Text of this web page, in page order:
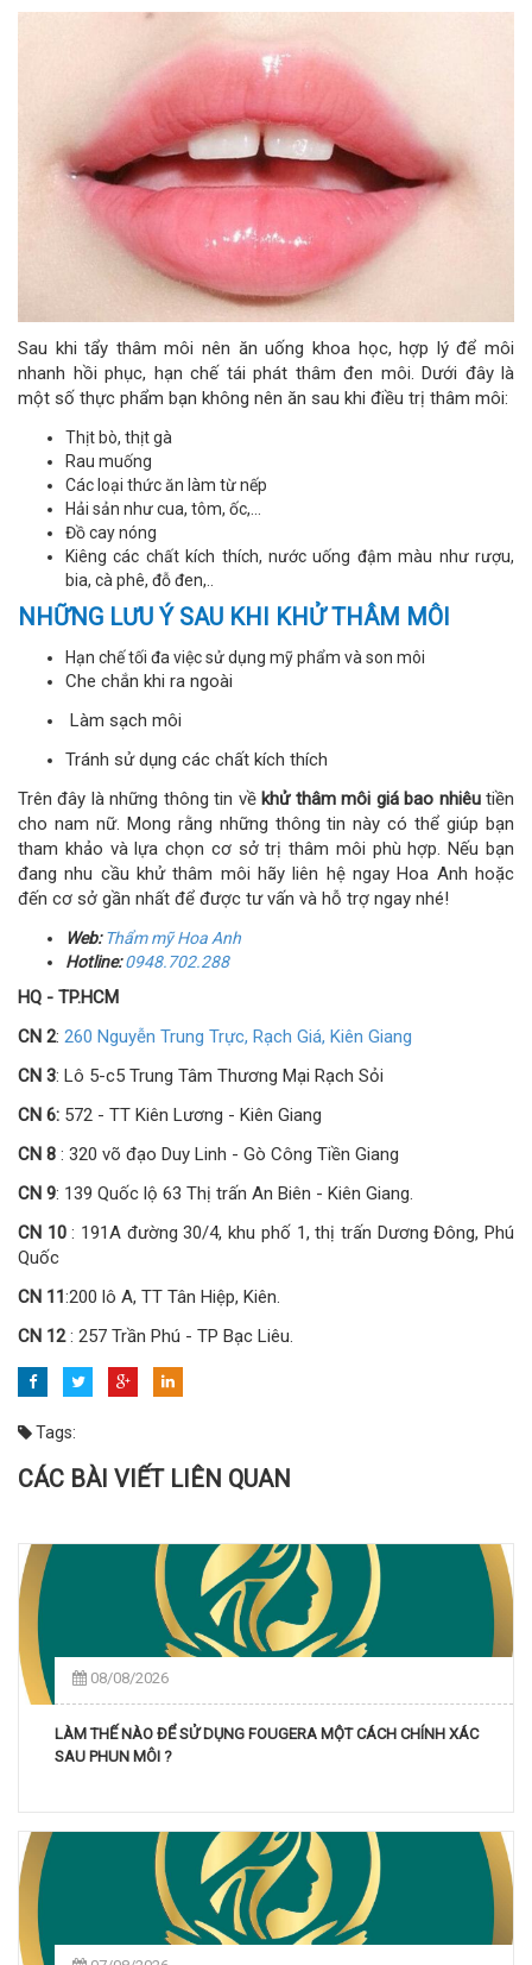
Sau khi tẩy thâm môi nên ăn uống khoa học, hợp lý để môi
nhanh hồi phục, hạn chế tái phát thâm đen môi. Dưới đây là
một số thực phẩm bạn không nên ăn sau khi điều trị thâm môi:
Thịt bò, thịt gà
Rau muống
Các loại thức ăn làm từ nếp
Hải sản như cua, tôm, ốc,…
Đồ cay nóng
Kiêng các chất kích thích, nước uống đậm màu như rượu,
bia, cà phê, đỗ đen,..
NHỮNG LƯU Ý SAU KHI KHỬ THÂM MÔI
Hạn chế tối đa việc sử dụng mỹ phẩm và son môi
Che chắn khi ra ngoài
Làm sạch môi
Tránh sử dụng các chất kích thích
Trên đây là những thông tin về khử thâm môi giá bao nhiêutiền
cho nam nữ. Mong rằng những thông tin này có thể giúp bạn
tham khảo và lựa chọn cơ sở trị thâm môi phù hợp. Nếu bạn
đang nhu cầu khử thâm môi hãy liên hệ ngay Hoa Anh hoặc
đến cơ sở gần nhất để được tư vấn và hỗ trợ ngay nhé!
Web:Thẩm mỹ Hoa Anh
Hotline: 0948.702.288
HQ - TP.HCM
CN 2: 260 Nguyễn Trung Trực, Rạch Giá, Kiên Giang
CN 3: Lô 5-c5 Trung Tâm Thương Mại Rạch Sỏi
CN 6: 572 - TT Kiên Lương - Kiên Giang
CN 8 : 320 võ đạo Duy Linh - Gò Công Tiền Giang
CN 9: 139 Quốc lộ 63 Thị trấn An Biên - Kiên Giang.
CN 10: 191A đường 30/4, khu phố 1, thị trấn Dương Đông, Phú
Quốc
CN 11:200 lô A, TT Tân Hiệp, Kiên.
CN 12: 257 Trần Phú - TP Bạc Liêu.
Tags:
CÁC BÀI VIẾT LIÊN QUAN
08/08/2026
LÀM THẾ NÀO ĐỂ SỬ DỤNG FOUGERA MỘT CÁCH CHÍNH XÁC
SAU PHUN MÔI ?